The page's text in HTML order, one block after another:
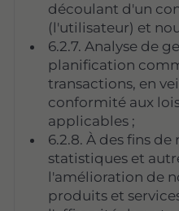
découlant d'un
(l'utilisateur) et
6.2.7. Analyse de
planification
transactions, en
conformité aux
applicables ;
6.2.8. À des fins
statistiques et
l'amélioration de
produits et